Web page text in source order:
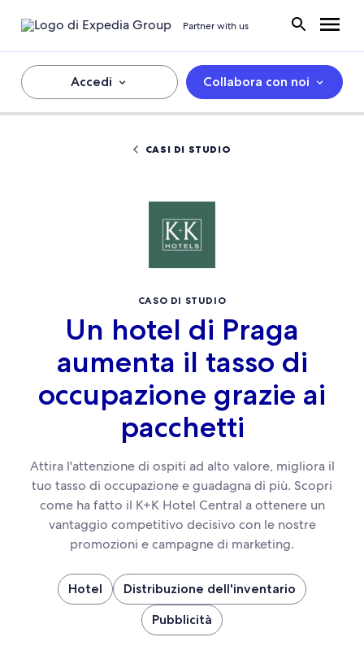
Partner with us
Accedi Collabora con noi
CASI DI STUDIO
CASO DI STUDIO
Un hotel di Praga
aumenta il tasso di
occupazione grazie ai
pacchetti
Attira l'attenzione di ospiti ad alto valore, migliora il
tuo tasso di occupazione e guadagna di più. Scopri
come ha fatto il K+K Hotel Central a ottenere un
vantaggio competitivo decisivo con le nostre
promozioni e campagne di marketing.
Hotel
Distribuzione dell'inventario
Pubblicità